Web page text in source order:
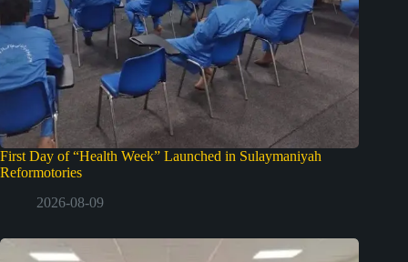
First Day of “Health Week” Launched in Sulaymaniyah
Reformotories
2026-08-09